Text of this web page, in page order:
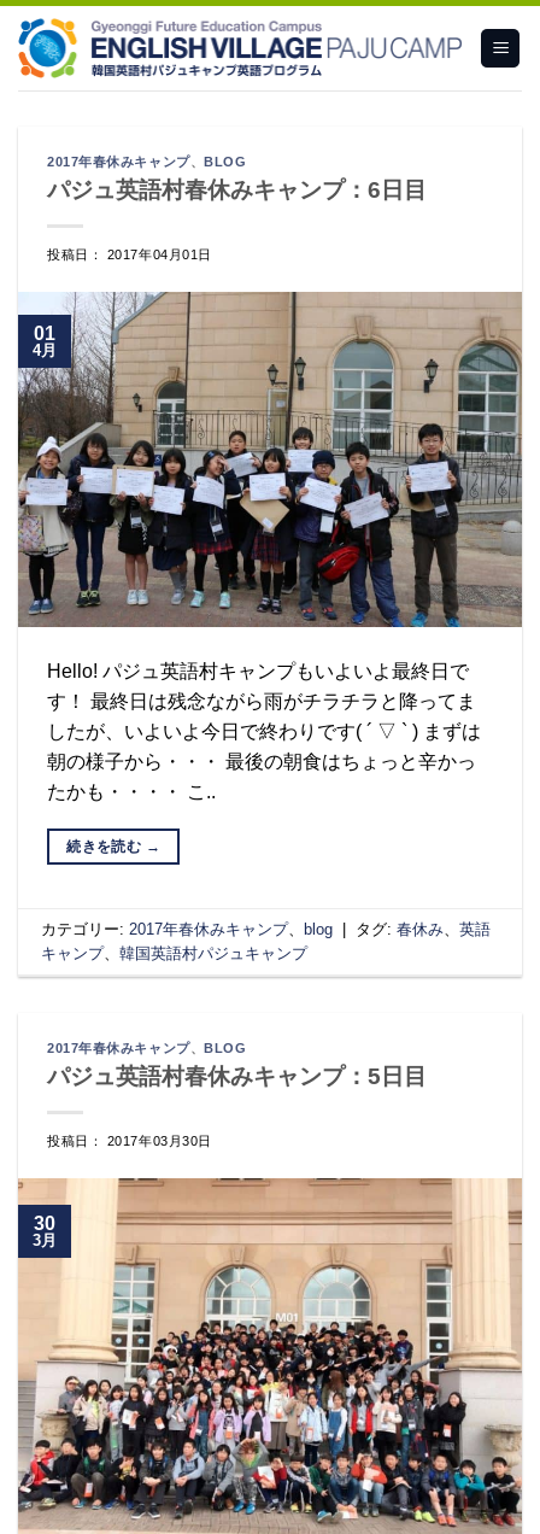
content
2017年春休みキャンプ、BLOG
パジュ英語村春休みキャンプ：6日目
投稿日： 2017年04月01日
01
4月
Hello! パジュ英語村キャンプもいよいよ最終日で
す！ 最終日は残念ながら雨がチラチラと降ってま
したが、いよいよ今日で終わりです( ´ ▽ ` ) まずは
朝の様子から・・・ 最後の朝食はちょっと辛かっ
たかも・・・・ こ..
続きを読む →
カテゴリー: 2017年春休みキャンプ、blog | タグ:春休み 、英語
キャンプ、韓国英語村パジュキャンプ
2017年春休みキャンプ、 BLOG
パジュ英語村春休みキャンプ：5日目
投稿日： 2017年03月30日
30
3月